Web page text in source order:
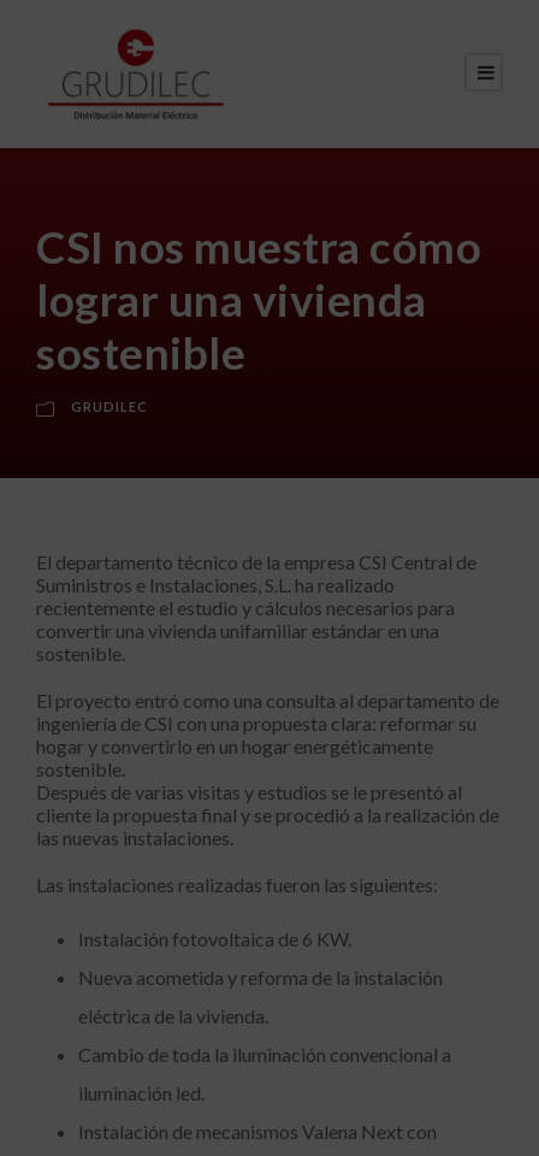
CSI nos muestra cómo
lograr una vivienda
sostenible
GRUDILEC
El departamento técnico de la empresa CSI Central de
Suministros e Instalaciones, S.L. ha realizado
recientemente el estudio y cálculos necesarios para
convertir una vivienda unifamiliar estándar en una
sostenible.
El proyecto entró como una consulta al departamento de
ingeniería de CSI con una propuesta clara: reformar su
hogar y convertirlo en un hogar energéticamente
sostenible.
Después de varias visitas y estudios se le presentó al
cliente la propuesta final y se procedió a la realización de
las nuevas instalaciones.
Las instalaciones realizadas fueron las siguientes:
Instalación fotovoltaica de 6 KW.
Nueva acometida y reforma de la instalación
eléctrica de la vivienda.
Cambio de toda la iluminación convencional a
iluminación led.
Instalación de mecanismos Valena Next con